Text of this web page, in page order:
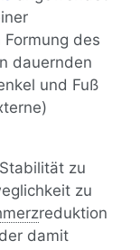
des
dauernden
und Fuß
zu
zu
reduktion
damit